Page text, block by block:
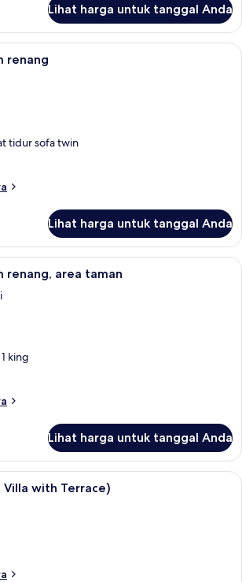
Lihat harga untuk tanggal Anda
Vila, akses ke kolam renang | 1
renang
tidur sofa twin
Lihat harga untuk tanggal Anda
Vila, akses ke kolam renang, area
renang, area taman
king
Lihat harga untuk tanggal Anda
1 kamar tidur, seprai premium,
Villa with Terrace)